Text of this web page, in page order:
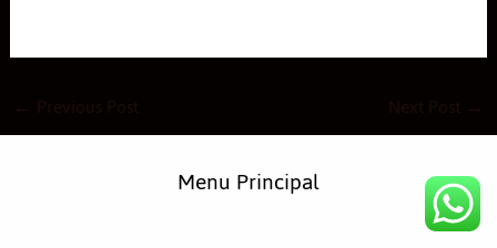
Menu Principal